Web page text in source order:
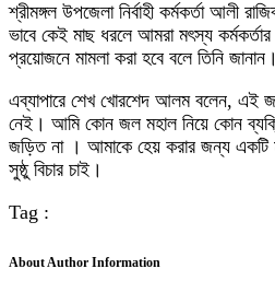
শ্রীমঙ্গল উপজেলা নির্বাহী কর্মকর্তা আলী
ভাবে কেই মাছ ধরলে আমরা মৎস্য
প্রয়োজনে মামলা করা হবে বলে তিনি জানান।
এব্যাপারে শেখ খোরশেদ আলম বলেন, এই
নেই। আমি কোন জল মহাল নিয়ে কোন
জড়িত না । আমাকে হেয় করার জন্য একটি
সুষ্ঠু বিচার চাই।
Tag :
About Author Information